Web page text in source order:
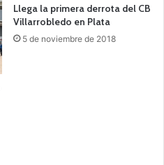
Llega la primera derrota del CB
Villarrobledo en Plata
5 de noviembre de 2018